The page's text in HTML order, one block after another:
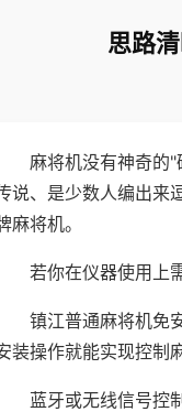
思路
麻将机没有神奇的
说、是少数人编出来
麻将机。
若你在仪器使用上
镇江普通麻将机免
装操作就能实现控制
蓝牙或无线信号控